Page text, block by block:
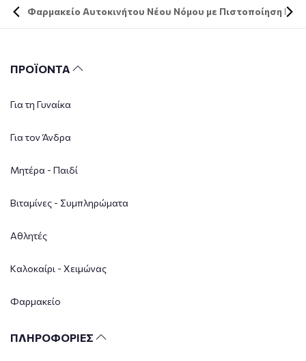
Φαρμακείο Αυτοκινήτου Νέου Νόμου με Πιστοποίηση DIN
ΠΡΟΪΟΝΤΑ
Για τη Γυναίκα
Για τον Άνδρα
Μητέρα - Παιδί
Βιταμίνες - Συμπληρώματα
Αθλητές
Καλοκαίρι - Χειμώνας
Φαρμακείο
ΠΛΗΡΟΦΟΡΙΕΣ